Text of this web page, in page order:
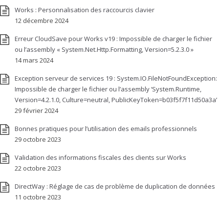
Works : Personnalisation des raccourcis clavier
12 décembre 2024
Erreur CloudSave pour Works v19 : Impossible de charger le fichier
ou l’assembly « System.Net.Http.Formatting, Version=5.2.3.0 »
14 mars 2024
Exception serveur de services 19 : System.IO.FileNotFoundException:
Impossible de charger le fichier ou l’assembly ‘System.Runtime,
Version=4.2.1.0, Culture=neutral, PublicKeyToken=b03f5f7f11d50a3a’
29 février 2024
Bonnes pratiques pour l’utilisation des emails professionnels
29 octobre 2023
Validation des informations fiscales des clients sur Works
22 octobre 2023
DirectWay : Réglage de cas de problème de duplication de données
11 octobre 2023